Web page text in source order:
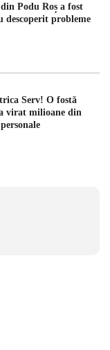
Podu Roș a fost
descoperit probleme
Serv! O fostă
virat milioane din